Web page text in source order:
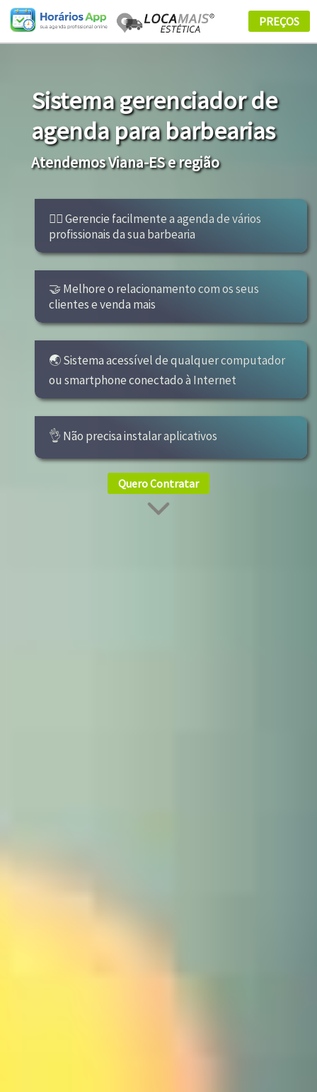
Sistema gerenciador de
agenda para barbearias
Atendemos Viana-ES e região
👩‍⚕ Gerencie facilmente a agenda de vários
profissionais da sua barbearia
🤝 Melhore o relacionamento com os seus
clientes e venda mais
🌏 Sistema acessível de qualquer computador
ou smartphone conectado à Internet
👌 Não precisa instalar aplicativos